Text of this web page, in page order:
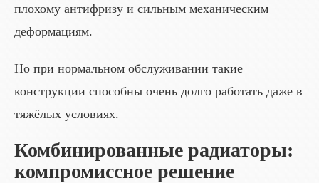
плохому антифризу и сильным механическим
деформациям.
Но при нормальном обслуживании такие
конструкции способны очень долго работать даже в
тяжёлых условиях.
Комбинированные радиаторы:
компромиссное решение